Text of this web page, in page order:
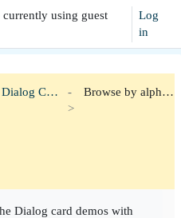
currently using guest
Log
in
Dialog Cards Browse by alphabet
Dialog card demos with